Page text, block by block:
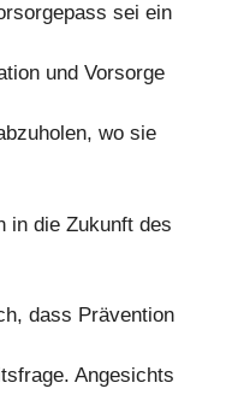
sei ein
und Vorsorge
wo sie
in die Zukunft des
dass Prävention
Angesichts